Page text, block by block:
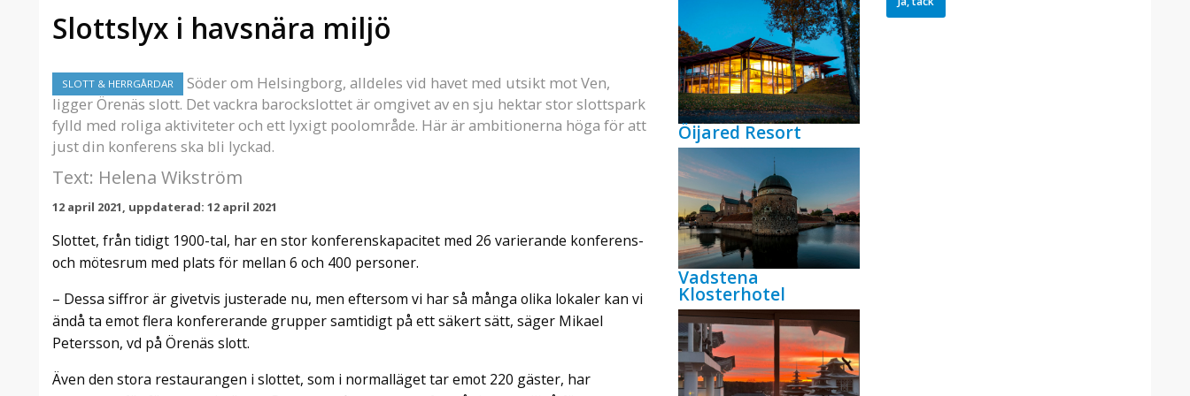
Slottslyx i havsnära miljö
SLOTT & HERRGÅRDAR
Söder om Helsingborg, alldeles vid havet med utsikt mot Ven,
ligger Örenäs slott. Det vackra barockslottet är omgivet av en sju hektar stor slottspark
fylld med roliga aktiviteter och ett lyxigt poolområde. Här är ambitionerna höga för att
just din konferens ska bli lyckad.
Text: Helena Wikström
12 april 2021, uppdaterad: 12 april 2021
Slottet, från tidigt 1900-tal, har en stor konferenskapacitet med 26 varierande konferens-
och mötesrum med plats för mellan 6 och 400 personer.
– Dessa siffror är givetvis justerade nu, men eftersom vi har så många olika lokaler kan vi
ändå ta emot flera konfererande grupper samtidigt på ett säkert sätt, säger Mikael
Petersson, vd på Örenäs slott.
Även den stora restaurangen i slottet, som i normalläget tar emot 220 gäster, har
Öijared Resort
Vadstena
Klosterhotel